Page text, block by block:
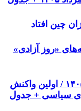
چین افتاد
تعرفه‌های «روز آزادی»
قیمت خودرو امروز ۱۵ مرداد ۱۴۰۵ / اولین واکنش
سیاسی + جدول